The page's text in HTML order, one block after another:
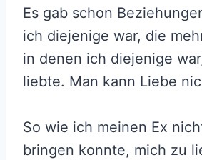
Es gab schon
ich diejenige war, die
in denen ich diejenige
liebte. Man kann Liebe
So wie ich meinen Ex
bringen konnte, mich zu